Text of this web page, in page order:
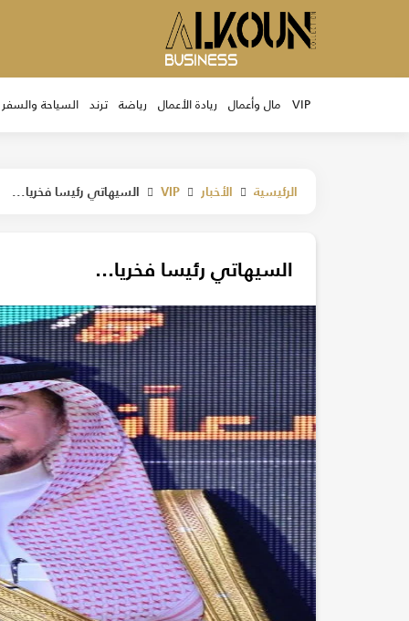
VIP مال وأعمال ريادة الأعمال رياضة ترند السياحة والسفر
الرئيسية الأخبار VIP السيهاتي رئيسا فخريا...
السيهاتي رئيسا فخريا...